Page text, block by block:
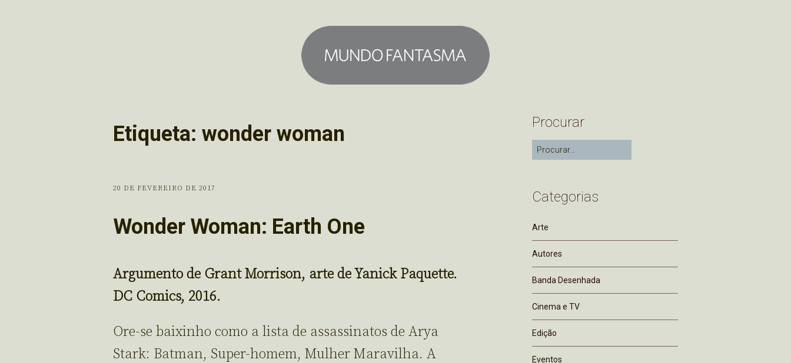
Etiqueta: wonder woman
20 DE FEVEREIRO DE 2017
Wonder Woman: Earth One
Argumento de Grant Morrison, arte de Yanick Paquette.
DC Comics, 2016.
Ore-se baixinho como a lista de assassinatos de Arya
Stark: Batman, Super-homem, Mulher Maravilha. A
Procurar
Categorias
Arte
Autores
Banda Desenhada
Cinema e TV
Edição
Eventos